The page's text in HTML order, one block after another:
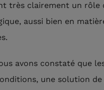
très clairement un rôle
aussi bien en
avons constaté que
une solution